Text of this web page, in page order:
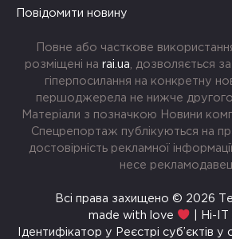
Повідомити новину
Повне або часткове
розміщені на rai.ua , дозволяється
гіперпосилання на конкретну
першоджерела не нижче другого
Матеріали з позначкою Новини
Спецрепортаж публікуються на
достовірність рекламної
несе
Всі права захищено © 2026
made with love
| Hi-IT
Ідентифікатор у Реєстрі суб’єктів